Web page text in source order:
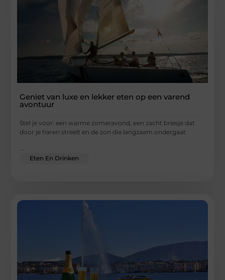
Geniet van luxe en lekker eten op een varend
avontuur
Stel je voor: een warme zomeravond, een zacht briesje dat
door je haren streelt en de zon die langzaam ondergaat
...
Eten En Drinken